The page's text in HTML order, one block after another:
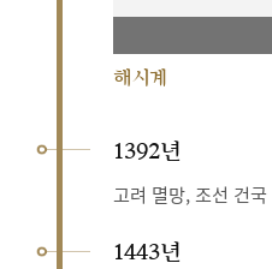
해시계
1392년
고려 멸망, 조선 건국
1443년